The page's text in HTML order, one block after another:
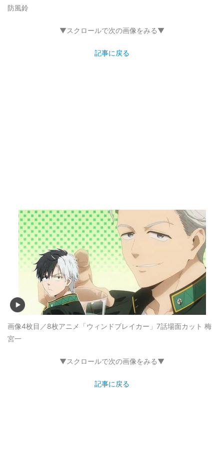
防風鈴
▼スクロールで次の画像をみる▼
記事に戻る
画像4枚目／8枚アニメ「ウィンドブレイカー」7話場面カット 梅
宮一
▼スクロールで次の画像をみる▼
記事に戻る